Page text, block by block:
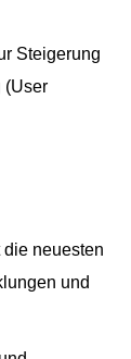
Steigerung
(User
die neuesten
und